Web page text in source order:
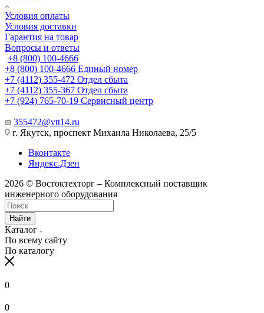
Условия оплаты
Условия доставки
Гарантия на товар
Вопросы и ответы
+8 (800) 100-4666
+8 (800) 100-4666 Единый номер
+7 (4112) 355-472 Отдел сбыта
+7 (4112) 355-367 Отдел сбыта
+7 (924) 765-70-19 Сервисный центр
355472@vtt14.ru
г. Якутск, проспект Михаила Николаева, 25/5
Вконтакте
Яндекс.Дзен
2026 © Востоктехторг – Комплексный поставщик
инженерного оборудования
Найти
Каталог
По всему сайту
По каталогу
0
0